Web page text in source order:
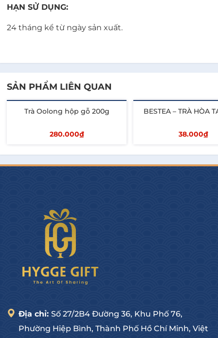
HẠN SỬ DỤNG:
24 tháng kể từ ngày sản xuất.
SẢN PHẨM LIÊN QUAN
Trà Oolong hộp gỗ 200g
280.000₫
Thêm vào giỏ
BESTEA – TRÀ HÒA
38.000₫
Thêm vào giỏ
Địa chỉ: Số 27/2B4 Đường 36, Khu Phố 76,
Phường Hiệp Bình, Thành Phố Hồ Chí Minh, Việt